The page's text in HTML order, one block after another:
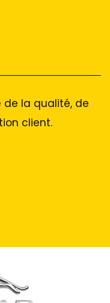
de la qualité, de
client.